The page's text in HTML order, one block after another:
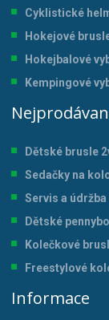
Cyklistické
Hokejové
Hokejbalové
Kempingové
Dětské brusle
Sedačky na
Servis a
Dětské
Kolečkové
Freestylové
Informace